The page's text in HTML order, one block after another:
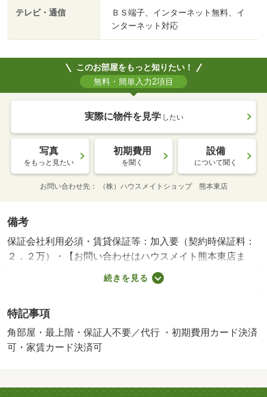
テレビ・通信
ＢＳ端子、インターネット無料、イ
ンターネット対応
このお部屋をもっと知りたい！
無料・簡単入力2項目
実際に物件を見学 したい
写真
をもっと見たい
初期費用
を聞く
設備
について聞く
お問い合わせ先 （株）ハウスメイトショップ 熊本東店
備考
保証会社利用必須・賃貸保証等：加入要（契約時保証料：
２．２万）・【お問い合わせはハウスメイト熊本東店ま
で】内見予約受付中＾＾当社掲載以外でも募集中の物件で
あれば、まとめてご見学可能・ご提案致します＾＾/クリー
続きを見る
特記事項
角部屋・最上階・保証人不要／代行 ・初期費用カード決済
可・家賃カード決済可